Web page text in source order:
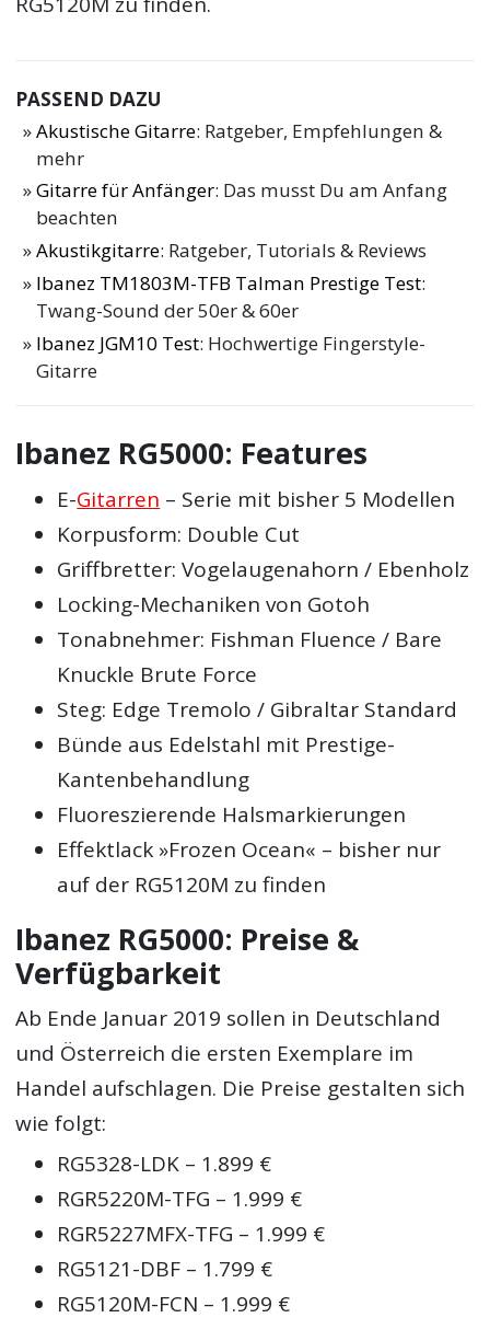
PASSEND DAZU
Akustische Gitarre: Ratgeber, Empfehlungen &
mehr
Gitarre für Anfänger: Das musst Du am Anfang
beachten
Akustikgitarre: Ratgeber, Tutorials & Reviews
Ibanez TM1803M-TFB Talman Prestige Test:
Twang-Sound der 50er & 60er
Ibanez JGM10 Test: Hochwertige Fingerstyle-
Gitarre
Ibanez RG5000: Features
E-Gitarren – Serie mit bisher 5 Modellen
Korpusform: Double Cut
Griffbretter: Vogelaugenahorn / Ebenholz
Locking-Mechaniken von Gotoh
Tonabnehmer: Fishman Fluence / Bare
Knuckle Brute Force
Steg: Edge Tremolo / Gibraltar Standard
Bünde aus Edelstahl mit Prestige-
Kantenbehandlung
Fluoreszierende Halsmarkierungen
Effektlack »Frozen Ocean« – bisher nur
auf der RG5120M zu finden
Ibanez RG5000: Preise &
Verfügbarkeit
Ab Ende Januar 2019 sollen in Deutschland
und Österreich die ersten Exemplare im
Handel aufschlagen. Die Preise gestalten sich
wie folgt:
RG5328-LDK – 1.899 €
RGR5220M-TFG – 1.999 €
RGR5227MFX-TFG – 1.999 €
RG5121-DBF – 1.799 €
RG5120M-FCN – 1.999 €